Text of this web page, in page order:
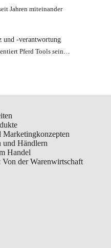
Jahren miteinander
und -verantwortung
Pferd Tools sein…
Marketingkonzepten
und Händlern
Handel
der Warenwirtschaft